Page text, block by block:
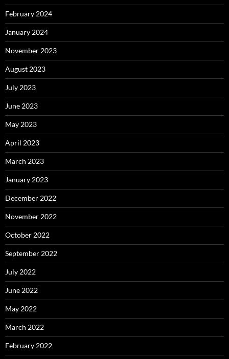
February 2024
January 2024
November 2023
August 2023
July 2023
June 2023
May 2023
April 2023
March 2023
January 2023
December 2022
November 2022
October 2022
September 2022
July 2022
June 2022
May 2022
March 2022
February 2022